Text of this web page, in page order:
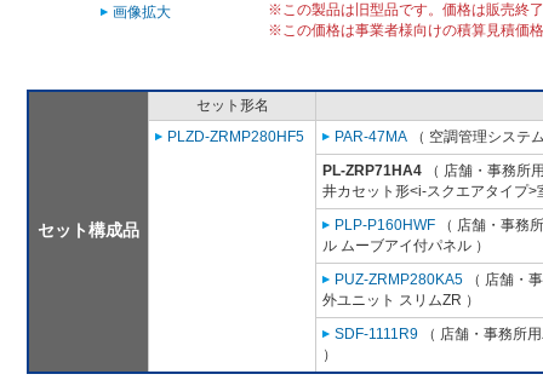
画像拡大
※この製品は旧型品です。価格は販売終
※この価格は事業者様向けの積算見積価
セット構成品
セット形名
PLZD-ZRMP280HF5
PAR-47MA （ 空調管理システ
PL-ZRP71HA4 （ 店舗・事務所
井カセット形<i-スクエアタイプ>
PLP-P160HWF （ 店舗・事務
ル ムーブアイ付パネル ）
PUZ-ZRMP280KA5 （ 店舗・
外ユニット スリムZR ）
SDF-1111R9 （ 店舗・事務所
）